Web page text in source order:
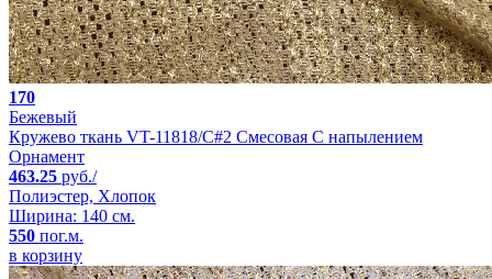
170
Бежевый
Кружево ткань VT-11818/C#2 Смесовая С напылением
Орнамент
463.25 руб./
Полиэстер, Хлопок
Ширина: 140 см.
550 пог.м.
в корзину